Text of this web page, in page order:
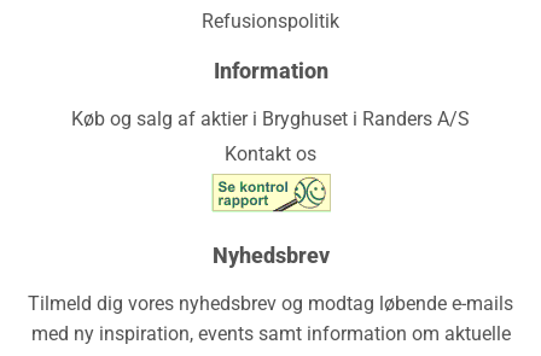
Refusionspolitik
Information
Køb og salg af aktier i Bryghuset i Randers A/S
Kontakt os
Nyhedsbrev
Tilmeld dig vores nyhedsbrev og modtag løbende e-mails
med ny inspiration, events samt information om aktuelle